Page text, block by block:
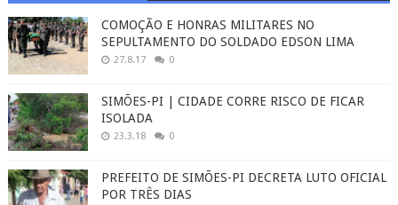
COMOÇÃO E HONRAS MILITARES NO
SEPULTAMENTO DO SOLDADO EDSON LIMA
27.8.17 0
SIMÕES-PI | CIDADE CORRE RISCO DE FICAR
ISOLADA
23.3.18 0
PREFEITO DE SIMÕES-PI DECRETA LUTO OFICIAL
POR TRÊS DIAS